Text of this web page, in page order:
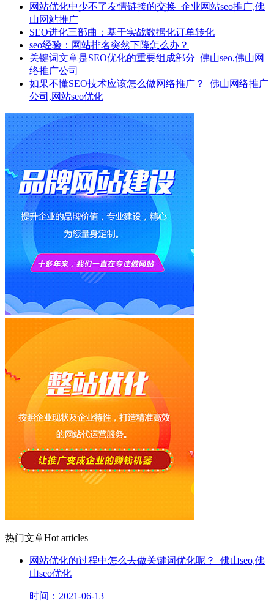
网站优化中少不了友情链接的交换_企业网站seo推广,佛
山网站推广
SEO进化三部曲：基于实战数据化订单转化
seo经验：网站排名突然下降怎么办？
关键词文章是SEO优化的重要组成部分_佛山seo,佛山网
络推广公司
如果不懂SEO技术应该怎么做网络推广？_佛山网络推广
公司,网站seo优化
热门文章Hot articles
网站优化的过程中怎么去做关键词优化呢？_佛山seo,佛
山seo优化
时间：2021-06-13